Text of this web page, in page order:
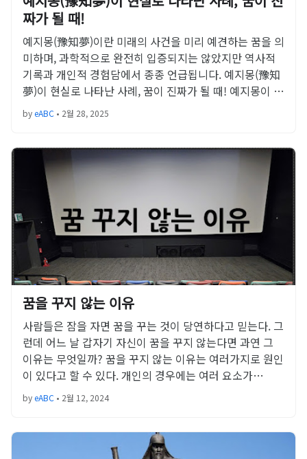
짜가 될 때!
예지몽(豫知夢)이란 미래의 사건을 미리 예견하는 꿈을 의
미하며, 과학적으로 완전히 입증되지는 않았지만 역사적
기록과 개인적 경험담에서 종종 언급됩니다. 예지몽(豫知
夢)이 현실로 나타난 사례, 꿈이 진짜가 될 때! 예지몽이 …
byeABC • 2월 28, 2025
꿈을 꾸지 않는 이유
사람들은 잠을 자면 꿈을 꾸는 것이 당연하다고 믿는다. 그
런데 어느 날 갑자기 자신이 꿈을 꾸지 않는다면 과연 그
이유는 무엇일까? 꿈을 꾸지 않는 이유는 여러가지로 원인
이 있다고 할 수 있다. 개인의 경우에는 여러 요소가…
byeABC • 2월 12, 2024